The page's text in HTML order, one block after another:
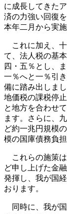
に成長してきた
済の力強い回復
本年二月から実
これに加え、十
て、法人税の基
四・五％とし、
一％へと一％引
備に踏み出しま
地価税の課税停
と地方を合わせ
ます。さらに、
ど約一兆円規模
模の国庫債務負
これらの施策は
ど申し上げた金
発揮し、我が国
おります。
同時に、我が国